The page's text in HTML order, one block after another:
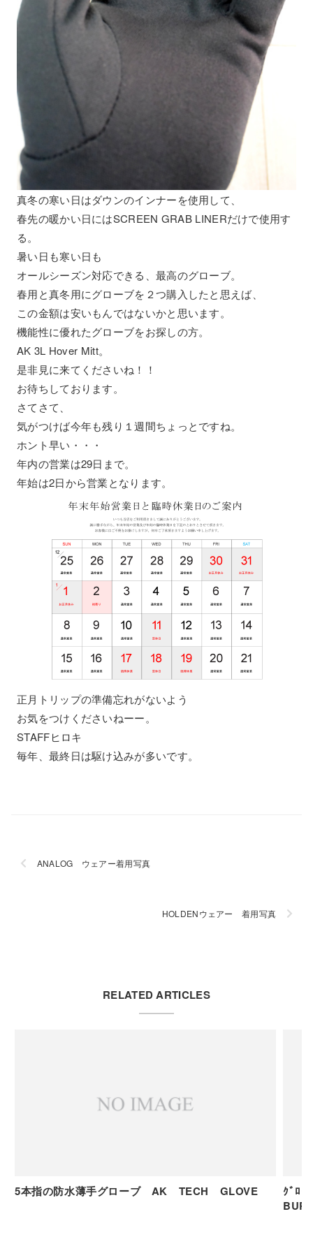
真冬の寒い日はダウンのインナーを使用して、
春先の暖かい日にはSCREEN GRAB LINERだけで使用す
る。
暑い日も寒い日も
オールシーズン対応できる、最高のグローブ。
春用と真冬用にグローブを２つ購入したと思えば、
この金額は安いもんではないかと思います。
機能性に優れたグローブをお探しの方。
AK 3L Hover Mitt。
是非見に来てくださいね！！
お待ちしております。
さてさて、
気がつけば今年も残り１週間ちょっとですね。
ホント早い・・・
年内の営業は29日まで。
年始は2日から営業となります。
正月トリップの準備忘れがないよう
お気をつけくださいねーー。
STAFFヒロキ
毎年、最終日は駆け込みが多いです。
ANALOG ウェアー着用写真
HOLDENウェアー 着用写真
RELATED ARTICLES
5本指の防水薄手グローブ AK TECH GLOVE
ｸﾞﾛｰ